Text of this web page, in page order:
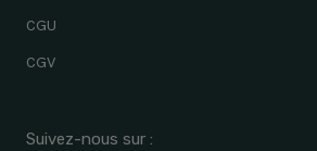
CGU
CGV
Suivez-nous sur :